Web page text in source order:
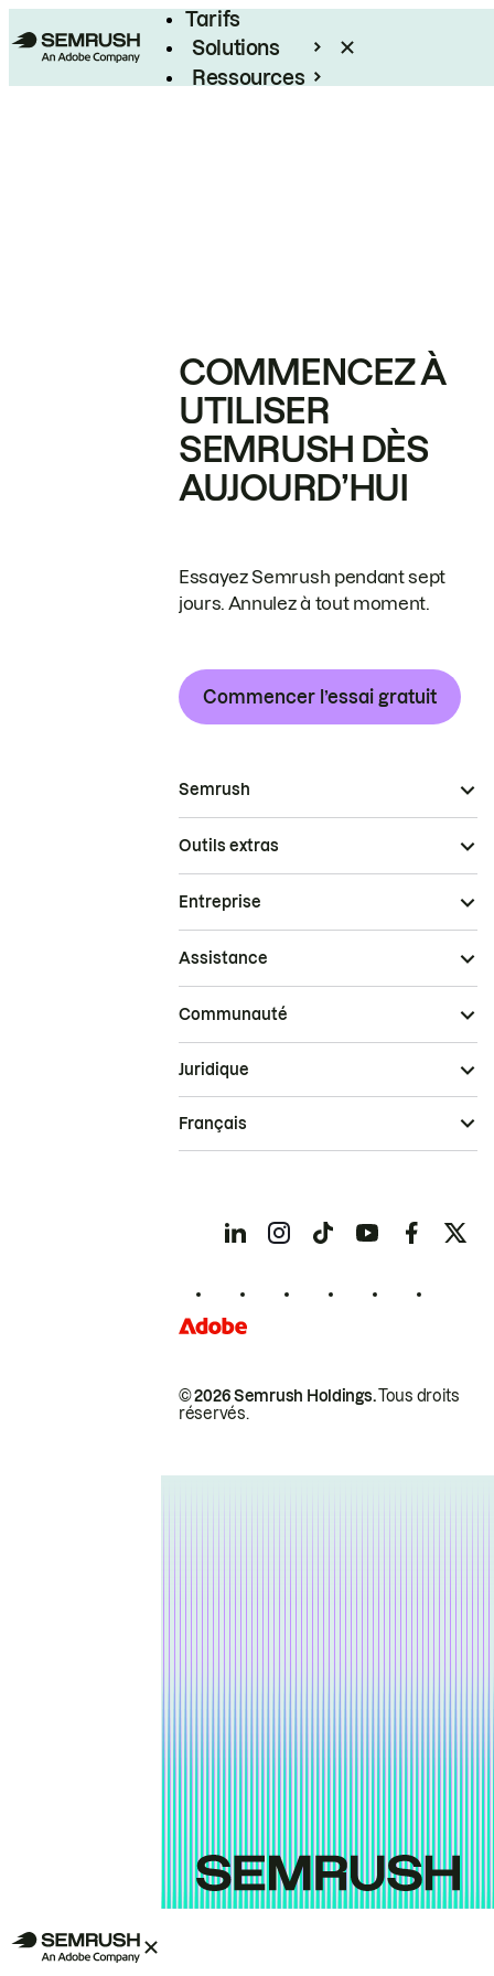
Tarifs
Solutions
Ressources
COMMENCEZ À
UTILISER
SEMRUSH DÈS
AUJOURD’HUI
Essayez Semrush pendant sept
jours. Annulez à tout moment.
Commencer l’essai gratuit
Semrush
Outils extras
Entreprise
Assistance
Communauté
© 2026 Semrush Holdings.Tous droits
réservés.
Juridique
Français